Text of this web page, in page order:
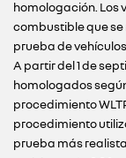
homologación. Los
combustible que
prueba de
A partir del 1 de
homologados
procedimiento
procedimiento
prueba más